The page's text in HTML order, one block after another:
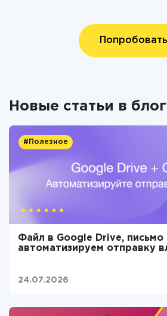
Попробовать
Новые статьи в
#Полезное
Файл в Google Drive, письмо
автоматизируем отправку
24.07.2026